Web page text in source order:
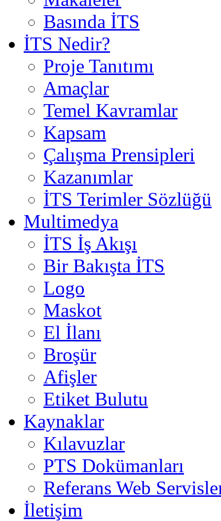
Basında İTS
İTS Nedir?
Proje Tanıtımı
Amaçlar
Temel Kavramlar
Kapsam
Çalışma Prensipleri
Kazanımlar
İTS Terimler Sözlüğü
Multimedya
İTS İş Akışı
Bir Bakışta İTS
Logo
Maskot
El İlanı
Broşür
Afişler
Etiket Bulutu
Kaynaklar
Kılavuzlar
PTS Dokümanları
Referans Web
İletişim